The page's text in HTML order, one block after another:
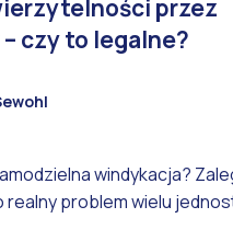
przez
czy to legalne?
windykacja?
realny problem wielu